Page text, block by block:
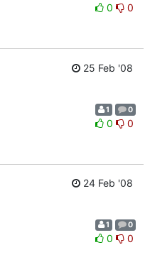
0 0
25 Feb '08
1 0
0 0
24 Feb '08
1 0
0 0